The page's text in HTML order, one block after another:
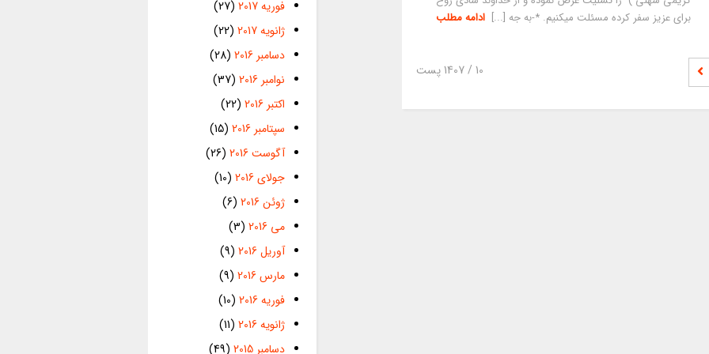
برای عزیز سفر کرده مسئلت میکنیم. *-به جه [...] ادامه مطلب
10 / 1407 پست
فوریه 2017
(27)
ژانویه 2017
(22)
دسامبر 2016
(28)
نوامبر 2016
(37)
اکتبر 2016
(22)
سپتامبر 2016
(15)
آگوست 2016
(26)
جولای 2016
(10)
ژوئن 2016
(6)
می 2016
(3)
آوریل 2016
(9)
مارس 2016
(9)
فوریه 2016
(10)
ژانویه 2016
(11)
دسامبر 2015
(49)